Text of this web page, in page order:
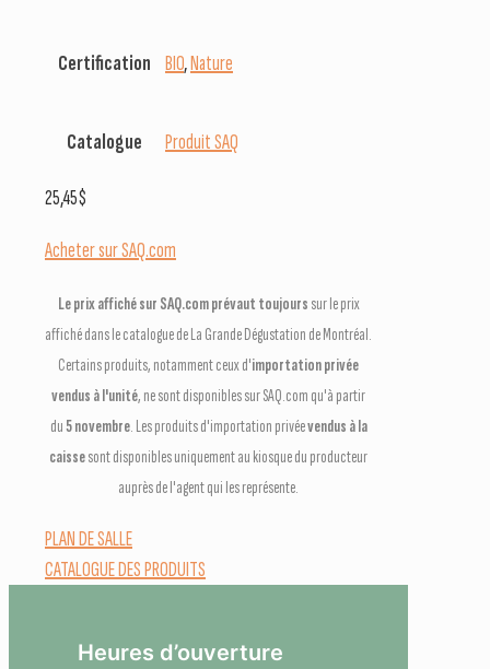
Certification BIO,Nature
Catalogue Produit SAQ
25,45$
Acheter sur SAQ.com
Le prix affiché sur SAQ.com prévaut toujours sur le prix
affiché dans le catalogue de La Grande Dégustation de Montréal.
Certains produits, notamment ceux d'importation privée
vendus à l'unité, ne sont disponibles sur SAQ.com qu'à partir
du5 novembre. Les produits d'importation privéevendus à la
caissesont disponibles uniquement au kiosque du producteur
auprès de l'agent qui les représente.
PLAN DE SALLE
CATALOGUE DES PRODUITS
Heures d’ouverture